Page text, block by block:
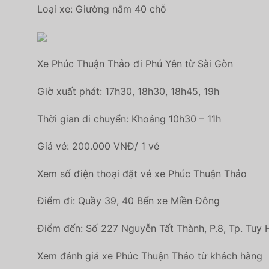
Loại xe: Giường nằm 40 chỗ
Xe Phúc Thuận Thảo đi Phú Yên từ Sài Gòn
Giờ xuất phát: 17h30, 18h30, 18h45, 19h
Thời gian di chuyển: Khoảng 10h30 – 11h
Giá vé: 200.000 VNĐ/ 1 vé
Xem số điện thoại đặt vé xe Phúc Thuận Thảo
Điểm đi: Quầy 39, 40 Bến xe Miền Đông
Điểm đến: Số 227 Nguyễn Tất Thành, P.8, Tp. Tuy
Xem đánh giá xe Phúc Thuận Thảo từ khách hàng